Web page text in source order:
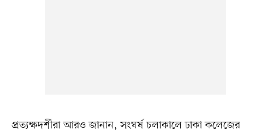
প্রত্যক্ষদর্শীরা আরও জানান, সংঘর্ষ চলাকালে ঢাকা কলেজের